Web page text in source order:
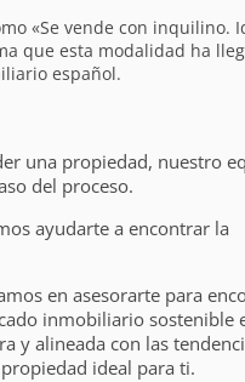
«Se vende con inquilino.
que esta modalidad ha
español.
una propiedad, nuestro
del proceso.
ayudarte a encontrar la
en asesorarte para
inmobiliario sostenible
y alineada con las
ideal para ti.